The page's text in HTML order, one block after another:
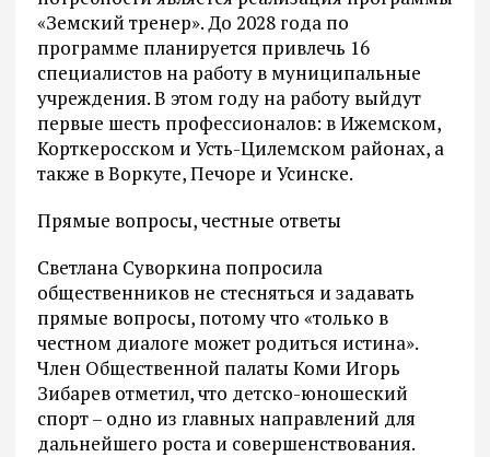
«Земский тренер». До 2028 года по
программе планируется привлечь 16
специалистов на работу в муниципальные
учреждения. В этом году на работу выйдут
первые шесть профессионалов: в Ижемском,
Корткеросском и Усть-Цилемском районах, а
также в Воркуте, Печоре и Усинске.
Прямые вопросы, честные ответы
Светлана Суворкина попросила
общественников не стесняться и задавать
прямые вопросы, потому что «только в
честном диалоге может родиться истина».
Член Общественной палаты Коми Игорь
Зибарев отметил, что детско-юношеский
спорт – одно из главных направлений для
дальнейшего роста и совершенствования.